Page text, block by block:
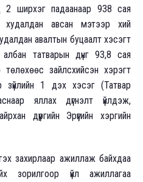
2 ширхэг падаанаар 938 сая
худалдан авсан мэтээр хий
авалтын буцаалт хэсэгт
татварын дүнг 93,8 сая
төлөхөөс зайлсхийсэн хэрэгт
зүйлийн 1 дэх хэсэг (Татвар
яллах дүгнэлт үйлдэж,
дүүргийн Эрүүгийн хэргийн
захирлаар ажиллаж байхдаа
зорилгоор үйл ажиллагаа